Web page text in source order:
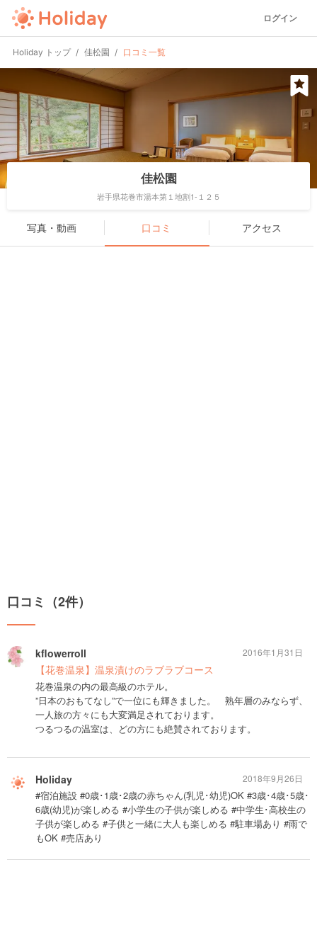
ログイン
Holiday トップ 佳松園 口コミ一覧
佳松園
岩手県花巻市湯本第１地割1-１２５
写真・動画 口コミ アクセス
口コミ（2件）
kflowerroll
【花巻温泉】温泉漬けのラブラブコース
花巻温泉の内の最高級のホテル。
”日本のおもてなし”で一位にも輝きました。 熟年層のみならず、
一人旅の方々にも大変満足されております。
つるつるの温室は、どの方にも絶賛されております。
2016年1月31日
Holiday
#宿泊施設 #0歳･1歳･2歳の赤ちゃん(乳児･幼児)OK #3歳･4歳･5歳･
6歳(幼児)が楽しめる #小学生の子供が楽しめる #中学生･高校生の
子供が楽しめる #子供と一緒に大人も楽しめる #駐車場あり #雨で
もOK #売店あり
2018年9月26日